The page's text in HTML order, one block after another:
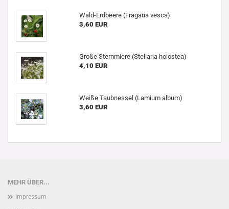
Wald-Erdbeere (Fragaria vesca)
3,60 EUR
Große Sternmiere (Stellaria holostea)
4,10 EUR
Weiße Taubnessel (Lamium album)
3,60 EUR
MEHR ÜBER...
Impressum